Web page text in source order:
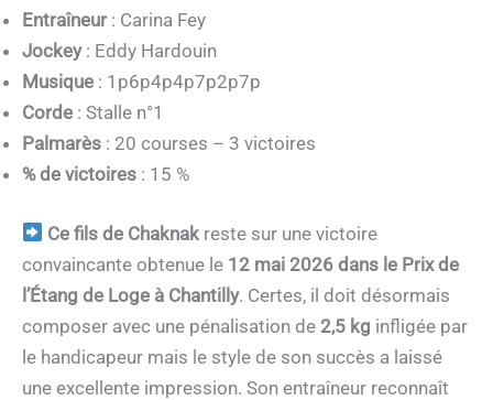
Entraîneur: Carina Fey
Jockey: Eddy Hardouin
Musique : 1p6p4p4p7p2p7p
Corde : Stalle n°1
Palmarès : 20 courses – 3 victoires
% de victoires : 15 %
Ce fils de Chaknak reste sur une victoire
convaincante obtenue le 12 mai 2026 dans le Prix de
l’Étang de Loge à Chantilly. Certes, il doit désormais
composer avec une pénalisation de 2,5 kg infligée par
le handicapeur mais le style de son succès a laissé
une excellente impression. Son entraîneur reconnaît